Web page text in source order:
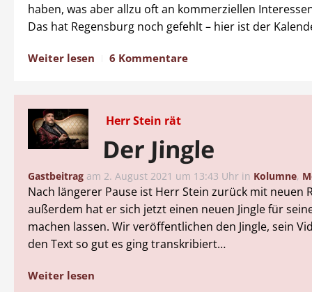
haben, was aber allzu oft an kommerziellen
Das hat Regensburg noch gefehlt – hier ist der
Weiter lesen 6 Kommentare
Herr Stein rät
Der Jingle
Gastbeitrag am 2. August 2021 um 13:43 Uhr in Kolumne,
Nach längerer Pause ist Herr Stein zurück mit neuen
außerdem hat er sich jetzt einen neuen Jingle für
machen lassen. Wir veröffentlichen den Jingle, sein
den Text so gut es ging transkribiert…
Weiter lesen